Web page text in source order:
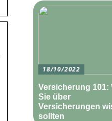
18/10/2022
Versicherung 101:
Sie über
Versicherungen
sollten